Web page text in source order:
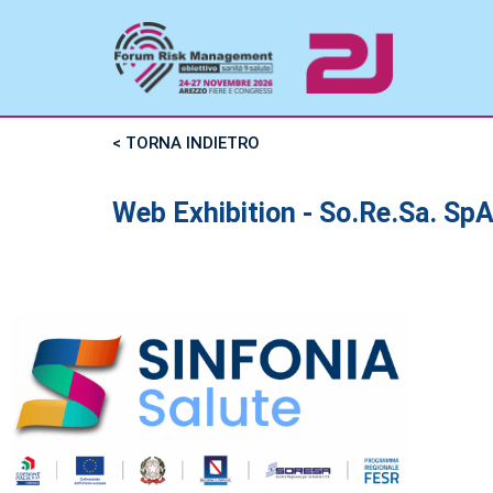
< TORNA INDIETRO
Web Exhibition - So.Re.Sa. SpA